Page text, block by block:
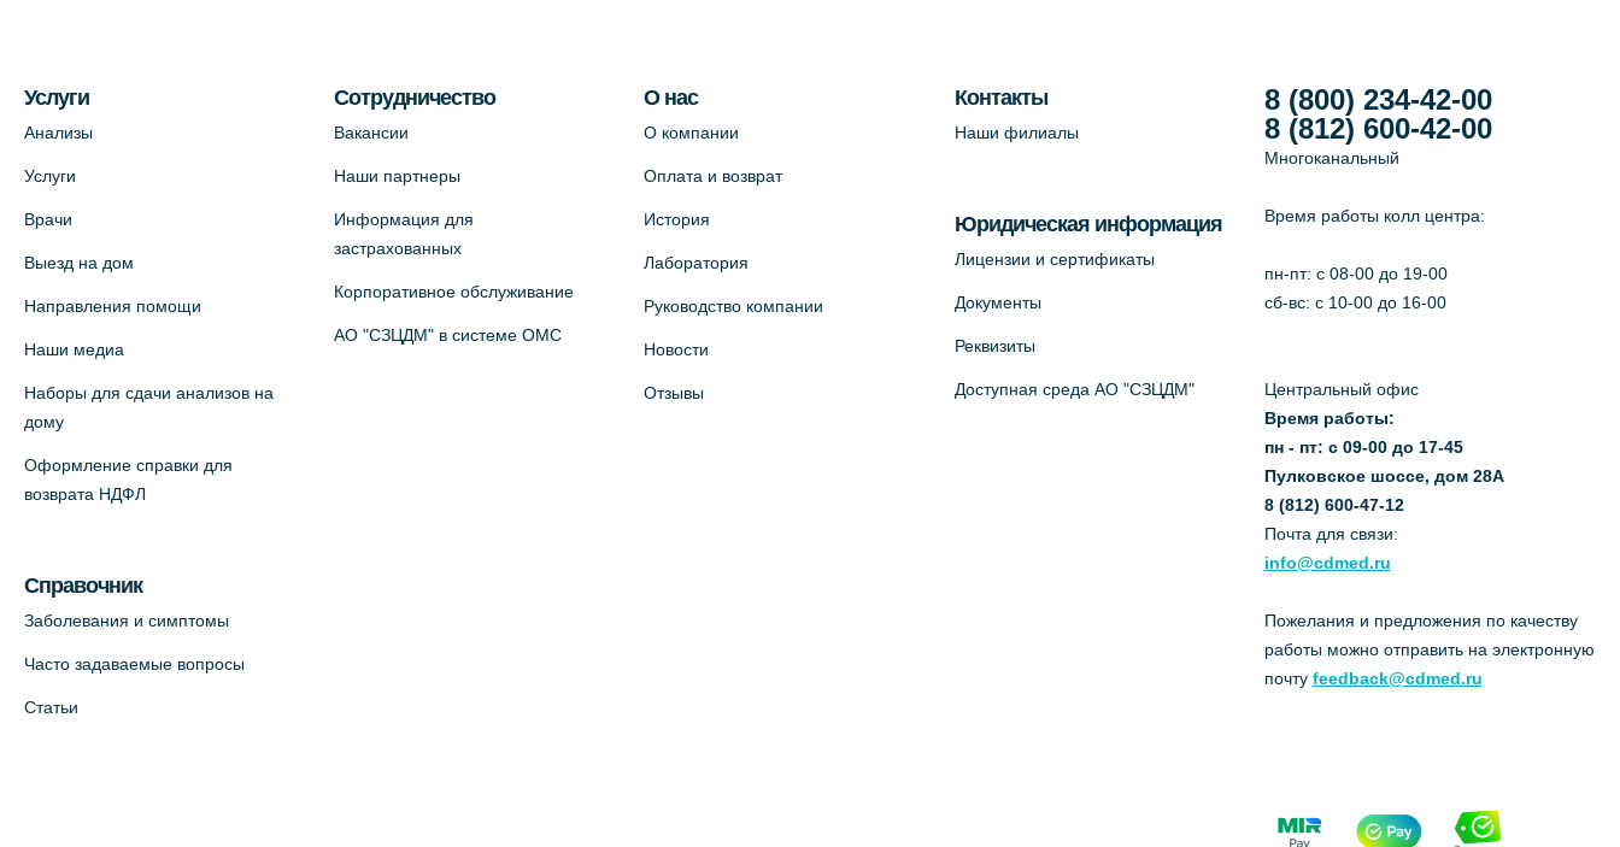
Услуги
Анализы
Услуги
Врачи
Выезд на дом
Направления помощи
Наши медиа
Наборы для сдачи анализов на
дому
Оформление справки для
возврата НДФЛ
Справочник
Заболевания и симптомы
Часто задаваемые вопросы
Статьи
Сотрудничество
Вакансии
Наши партнеры
Информация для
застрахованных
Корпоративное обслуживание
АО "СЗЦДМ" в системе ОМС
О нас
О компании
Оплата и возврат
История
Лаборатория
Руководство компании
Новости
Отзывы
Контакты
Наши филиалы
Юридическая информация
Лицензии и сертификаты
Документы
Реквизиты
Доступная среда АО "СЗЦДМ"
8 (800) 234-42-00
8 (812) 600-42-00
Многоканальный
Время работы колл центра:
пн-пт: c 08-00 до 19-00
сб-вс: с 10-00 до 16-00
Центральный офис
Время работы:
пн - пт: с 09-00 до 17-45
Пулковское шоссе, дом 28А
8 (812) 600-47-12
Почта для связи:
info@cdmed.ru
Пожелания и предложения по качеству
работы можно отправить на электронную
почту feedback@cdmed.ru